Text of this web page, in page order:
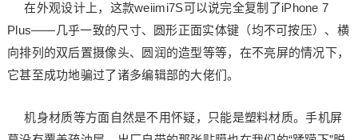
在外观设计上，这款weiimi7S可以说完全复制了iPhone 7
Plus——几乎一致的尺寸、圆形正面实体键（均不可按压）、横
向排列的双后置摄像头、圆润的造型等等，在不亮屏的情况下，
它甚至成功地骗过了诸多编辑部的大佬们。
机身材质等方面自然是不用怀疑，只能是塑料材质。手机屏